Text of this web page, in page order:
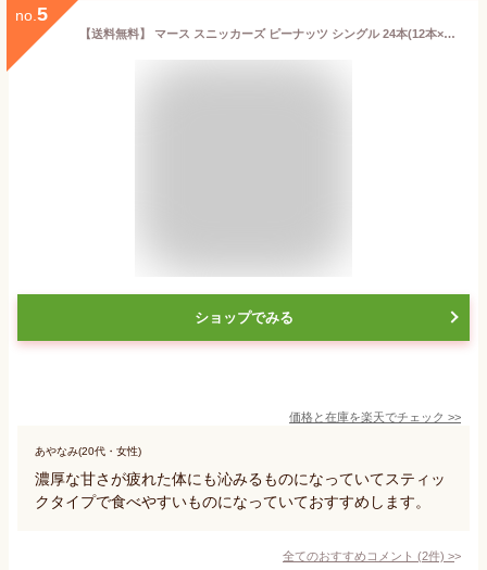
no. 5
【送料無料】 マース スニッカーズ ピーナッツ シングル 24本(12本×2セット) チョコレート お菓子 ※北海道800円・東北400円の別途送料加算
ショップでみる
価格と在庫を楽天でチェック >>
あやなみ(20代・女性)
濃厚な甘さが疲れた体にも沁みるものになっていてスティッ
クタイプで食べやすいものになっていておすすめします。
全てのおすすめコメント (2件) >